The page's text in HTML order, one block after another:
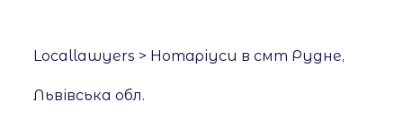
Locallawyers > Нотаріуси в смт Рудне,
Львівська обл.